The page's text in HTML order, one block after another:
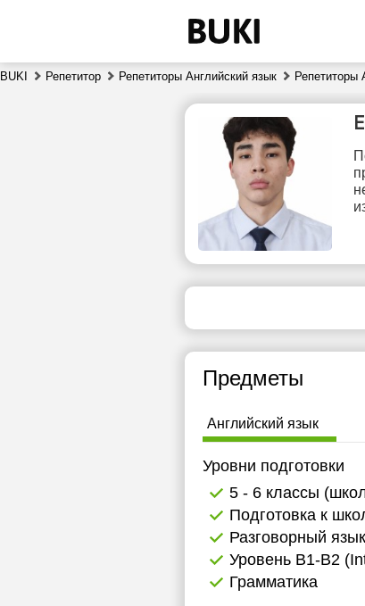
BUKI Репетитор Репетиторы Английский язык Репетиторы
Предметы
Английский язык
Уровни подготовки
5 - 6 классы
Подготовка к
Разговорный язык
Уровень B1-B2
Грамматика
сб
8
свободных